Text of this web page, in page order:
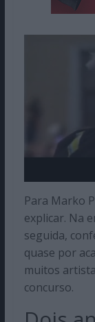
Para Marko
explicar. Na
seguida,
quase por
muitos
concurso.